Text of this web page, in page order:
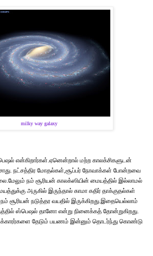
milky way galaxy
என்கிறார்கள்.ஏனென்றால் மற்ற காலக்சிகளுடன்
சாது. நட்சத்திர மோதல்கள்,சூப்பர் நோவாக்கள் போன்றவை
நம் சூரியன் காலக்ஸியின் மையத்தில் இல்லாமல்
அருகில் இருந்தால் காமா கதிர் தாக்குதல்கள்
சூரியன் நடுத்தர வயதில் இருக்கிறது.இதையெல்லாம்
ஸ்பெஷல் தானோ என்று நினைக்கத் தோன்றுகிறது.
தேடும் பயணம் இன்னும் தொடர்ந்து கொண்டு